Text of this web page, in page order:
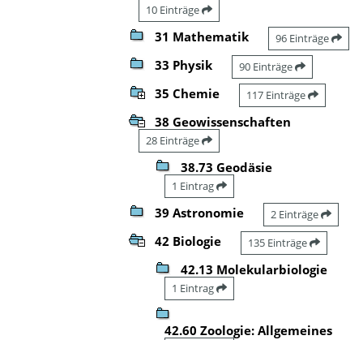
10 Einträge
31 Mathematik 96 Einträge
33 Physik 90 Einträge
35 Chemie 117 Einträge
38 Geowissenschaften
28 Einträge
38.73 Geodäsie
1 Eintrag
39 Astronomie 2 Einträge
42 Biologie 135 Einträge
42.13 Molekularbiologie
1 Eintrag
42.60 Zoologie: Allgemeines